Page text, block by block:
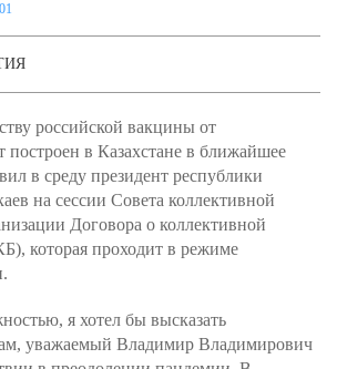
российской вакцины от
построен в Казахстане в ближайшее
в среду президент республики
на сессии Совета коллективной
Договора о коллективной
которая проходит в режиме
я хотел бы высказать
уважаемый Владимир Владимирович